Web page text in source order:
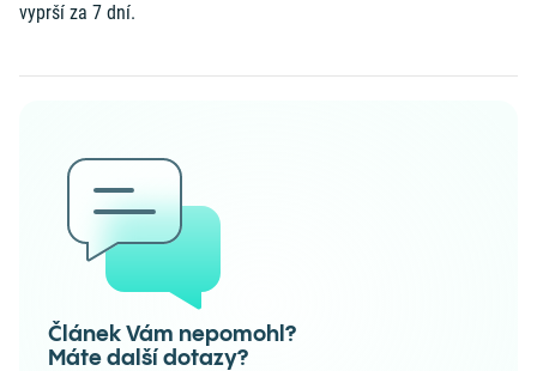
vyprší za 7 dní.
Článek Vám nepomohl?
Máte další dotazy?